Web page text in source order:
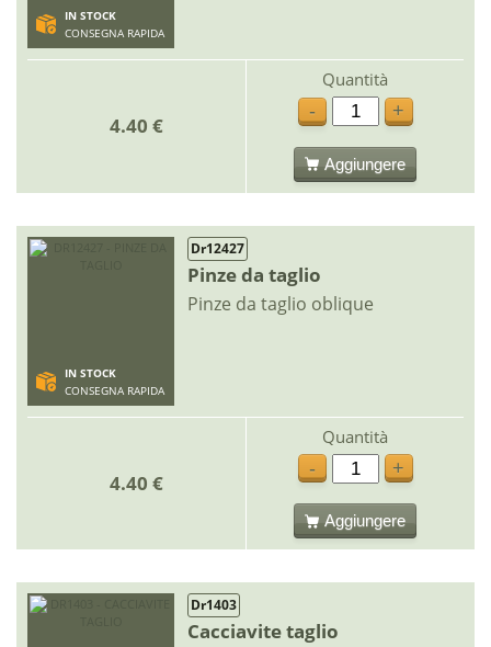
IN STOCK
CONSEGNA RAPIDA
4.40 €
Quantità
-
+
Aggiungere
IN STOCK
CONSEGNA RAPIDA
Dr12427
Pinze da taglio
Pinze da taglio oblique
4.40 €
Quantità
-
+
Aggiungere
Dr1403
Cacciavite taglio